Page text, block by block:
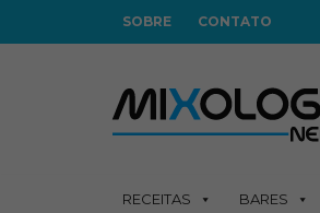
SOBRE CONTATO
RECEITAS BARES